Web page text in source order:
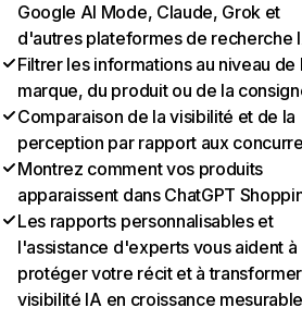
Google AI Mode, Claude, Grok et
d'autres plateformes de recherche
Filtrer les informations au niveau de
marque, du produit ou de la
Comparaison de la visibilité et de la
perception par rapport aux
Montrez comment vos produits
apparaissent dans ChatGPT
Les rapports personnalisables et
l'assistance d'experts vous aident à
protéger votre récit et à
visibilité IA en croissance